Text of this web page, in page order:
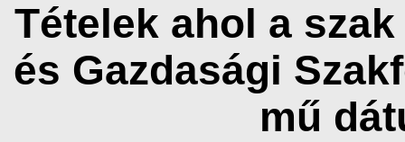
Tételek ahol a
és Gazdasági
mű